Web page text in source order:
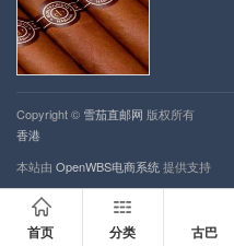
Copyright © 雪茄直邮网 版权所有
香港
本站由 OpenWBS电商系统 提供支持
首页 分类 古巴